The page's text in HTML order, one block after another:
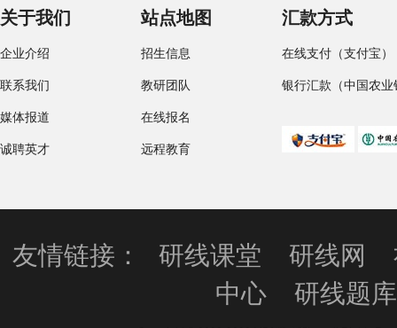
关于我们
企业介绍
联系我们
媒体报道
诚聘英才
站点地图
招生信息
教研团队
在线报名
远程教育
汇款方式
在线支付（支付宝）
银行汇款（中国农业
友情链接： 研线课堂 研线网
中心
研线题库